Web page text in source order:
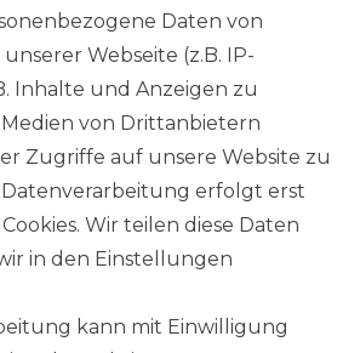
Daten von
Webseite (z.B. IP-
Inhalte und Anzeigen zu
Medien von Drittanbietern
Zugriffe auf unsere Website zu
Datenverarbeitung erfolgt erst
Wir teilen diese Daten
in den Einstellungen
kann mit Einwilligung